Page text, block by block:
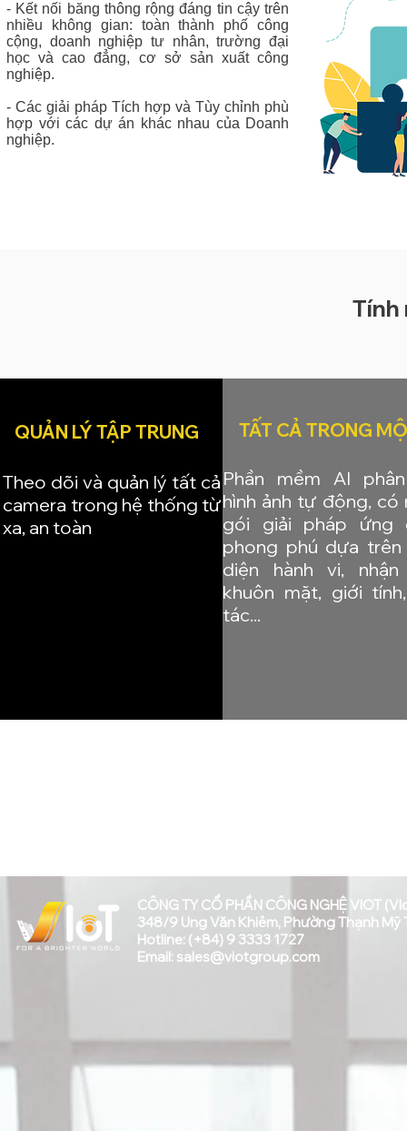
- Kết nối băng thông rộng đáng tin cậy trên
nhiều không gian: toàn thành phố công
cộng, doanh nghiệp tư nhân, trường đại
học và cao đẳng, cơ sở sản xuất công
nghiệp.
- Các giải pháp Tích hợp và Tùy chỉnh phù
hợp với các dự án khác nhau của Doanh
nghiệp.
Tính
QUẢN LÝ TẬP TRUNG
​Theo dõi và quản lý tất cả
camera trong hệ thống từ
xa, an toàn
​TẤT CẢ TRONG
Phần mềm AI
hình ảnh tự động, có
gói giải pháp ứng
phong phú dựa trên
diện hành vi, nhận
khuôn mặt, giới
tác...
CÔNG TY CỔ PHẦN CÔNG NGHỆ VIOT
348/9 Ung Văn Khiêm, Phường Thạnh Mỹ
Hotline: (+84) 9 3333 1727
Email: sales@viotgroup.com